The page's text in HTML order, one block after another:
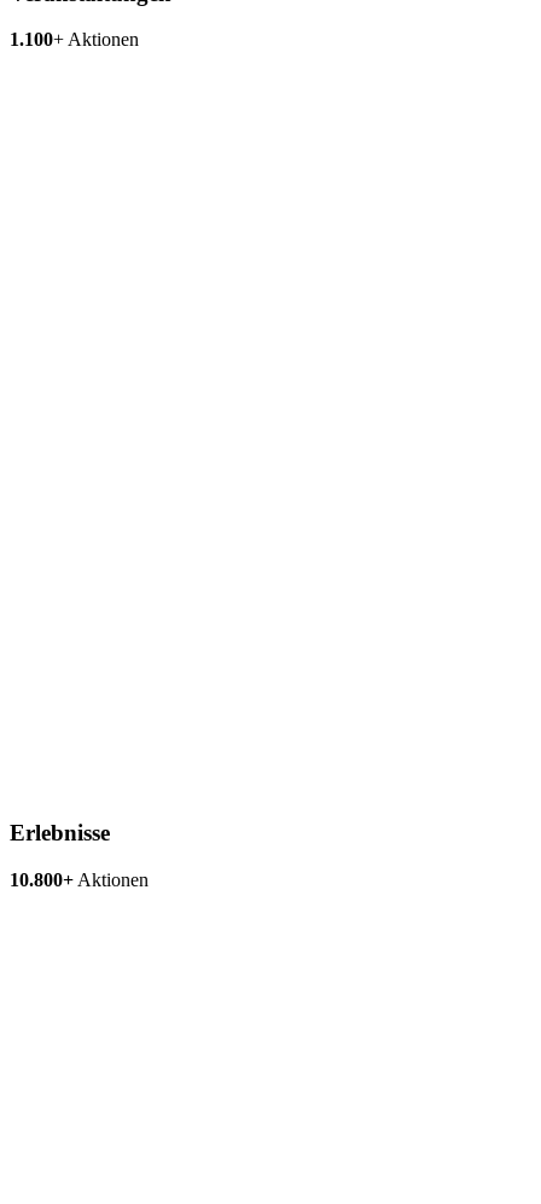
1.100+ Aktionen
Erlebnisse
10.800+ Aktionen